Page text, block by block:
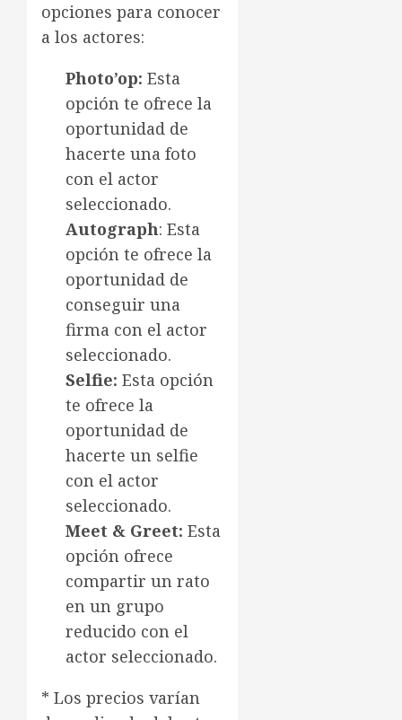
opciones para conocer
a los actores:
Photo’op: Esta
opción te ofrece la
oportunidad de
hacerte una foto
con el actor
seleccionado.
Autograph: Esta
opción te ofrece la
oportunidad de
conseguir una
firma con el actor
seleccionado.
Selfie: Esta opción
te ofrece la
oportunidad de
hacerte un selfie
con el actor
seleccionado.
Meet & Greet: Esta
opción ofrece
compartir un rato
en un grupo
reducido con el
actor seleccionado.
* Los precios varían